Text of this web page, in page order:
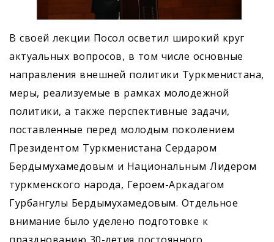
В своей лекции Посол осветил широкий круг
актуальных вопросов, в том числе основные
направления внешней политики Туркменистана,
меры, реализуемые в рамках молодежной
политики, а также перспективные задачи,
поставленные перед молодым поколением
Президентом Туркменистана Сердаром
Бердымухамедовым и Национальным Лидером
туркменского народа, Героем-Аркадагом
Гурбангулы Бердымухамедовым. Отдельное
внимание было уделено подготовке к